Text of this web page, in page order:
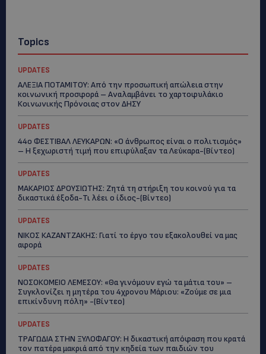
Topics
UPDATES
ΑΛΕΞΙΑ ΠΟΤΑΜΙΤΟΥ: Από την προσωπική απώλεια στην
κοινωνική προσφορά – Αναλαμβάνει το χαρτοφυλάκιο
Κοινωνικής Πρόνοιας στον ΔΗΣΥ
UPDATES
44ο ΦΕΣΤΙΒΑΛ ΛΕΥΚΑΡΩΝ: «Ο άνθρωπος είναι ο πολιτισμός»
– Η ξεχωριστή τιμή που επιφύλαξαν τα Λεύκαρα-(Βίντεο)
UPDATES
ΜΑΚΑΡΙΟΣ ΔΡΟΥΣΙΩΤΗΣ: Ζητά τη στήριξη του κοινού για τα
δικαστικά έξοδα-Τι λέει ο ίδιος-(Βίντεο)
UPDATES
ΝΙΚΟΣ ΚΑΖΑΝΤΖΑΚΗΣ: Γιατί το έργο του εξακολουθεί να μας
αφορά
UPDATES
ΝΟΣΟΚΟΜΕΙΟ ΛΕΜΕΣΟΥ: «Θα γινόμουν εγώ τα μάτια του» –
Συγκλονίζει η μητέρα του 4χρονου Μάριου: «Ζούμε σε μια
επικίνδυνη πόλη» -(Βίντεο)
UPDATES
ΤΡΑΓΩΔΙΑ ΣΤΗΝ ΞΥΛΟΦΑΓΟΥ: Η δικαστική απόφαση που κρατά
τον πατέρα μακριά από την κηδεία των παιδιών του